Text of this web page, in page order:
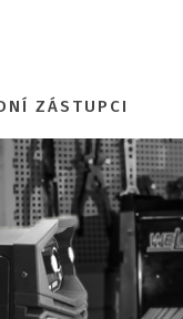
ZÁSTUPCI